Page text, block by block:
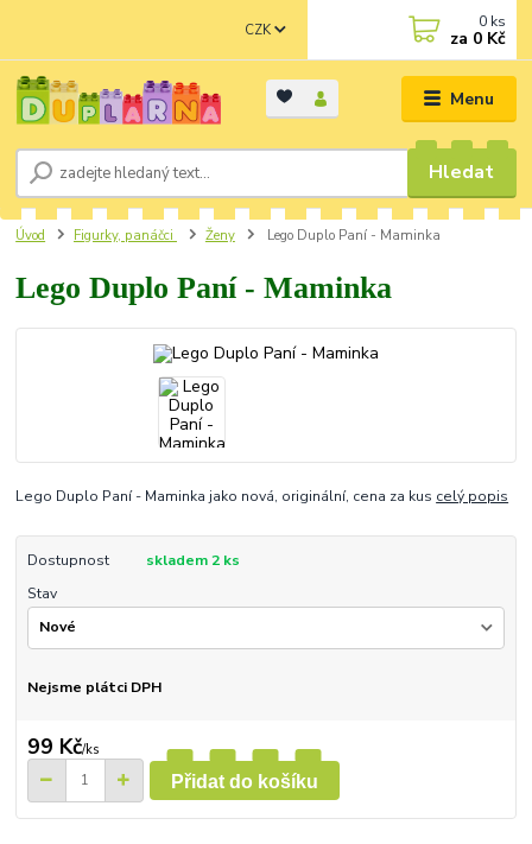
Menu
CZK
Hledat
0 ks
za 0 Kč
Úvod Figurky, panáčci Ženy Lego Duplo Paní - Maminka
Lego Duplo Paní - Maminka
Lego Duplo Paní - Maminka jako nová, originální, cena za kus celý popis
Dostupnost
skladem 2 ks
Stav
Nejsme plátci DPH
99 Kč/ks
Přidat do košíku